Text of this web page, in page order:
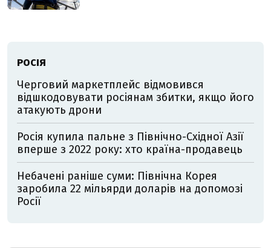
РОСІЯ
Черговий маркетплейс відмовився
відшкодовувати росіянам збитки, якщо його
атакують дрони
Росія купила пальне з Північно-Східної Азії
вперше з 2022 року: хто країна-продавець
Небачені раніше суми: Північна Корея
заробила 22 мільярди доларів на допомозі
Росії